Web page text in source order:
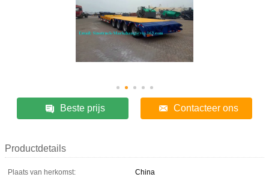
Beste prijs Contacteer ons
Productdetails
Plaats van herkomst:
China